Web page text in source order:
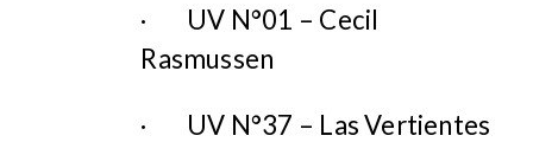
· UV N°01 – Cecil
Rasmussen
· UV N°37 – Las Vertientes